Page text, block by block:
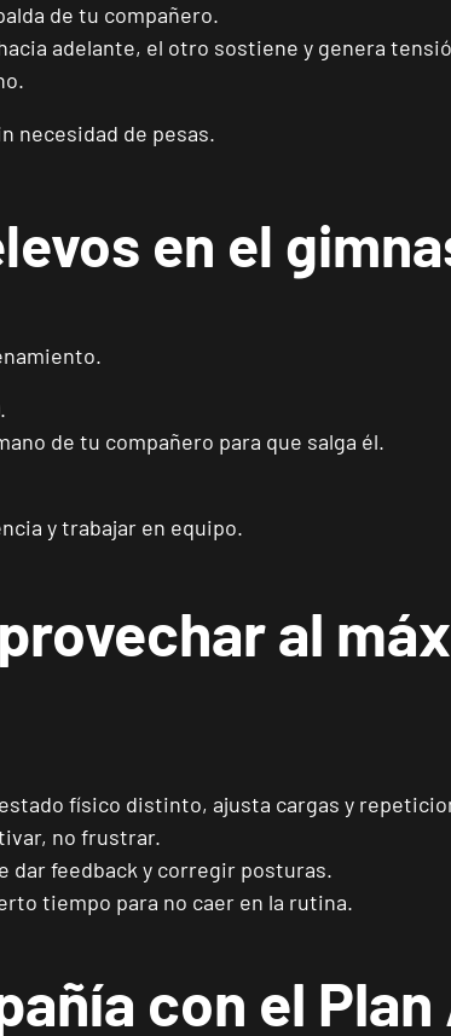
15, Madrid, Madrid
VISITAR
VISITAR
1, Torrejón de Ardoz, Madrid
4, Alicante, Alicante
18, Benidorm, Alicante
VISITAR
11, Elche, Alicante
de tu compañero.
adelante, el otro sostiene y genera
necesidad de pesas.
en el
de tu compañero para que salga él.
y trabajar en equipo.
al
físico distinto, ajusta cargas y
no frustrar.
dar feedback y corregir posturas.
tiempo para no caer en la rutina.
con el